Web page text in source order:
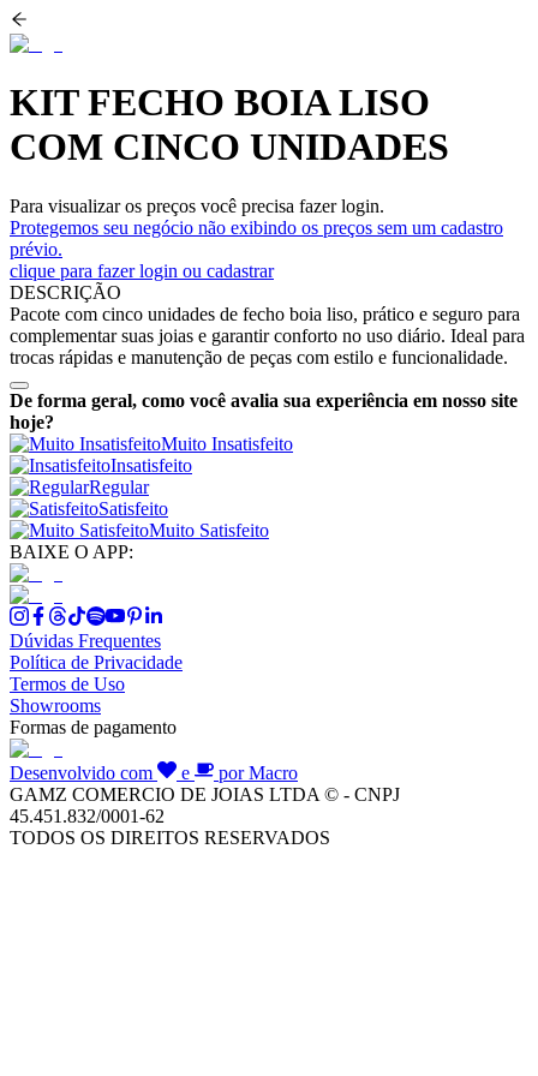
KIT FECHO BOIA LISO
COM CINCO UNIDADES
Para visualizar os preços você precisa fazer login.
Protegemos seu negócio não exibindo os preços sem um cadastro
prévio.
clique para fazer login ou cadastrar
DESCRIÇÃO
Pacote com cinco unidades de fecho boia liso, prático e seguro para
complementar suas joias e garantir conforto no uso diário. Ideal para
trocas rápidas e manutenção de peças com estilo e funcionalidade.
De forma geral, como você avalia sua experiência em nosso site
hoje?
Muito Insatisfeito
Insatisfeito
Regular
Satisfeito
Muito Satisfeito
BAIXE O APP:
Dúvidas Frequentes
Política de Privacidade
Termos de Uso
Showrooms
Formas de pagamento
Desenvolvido com e
por Macro
GAMZ COMERCIO DE JOIAS LTDA © - CNPJ
45.451.832/0001-62
TODOS OS DIREITOS RESERVADOS